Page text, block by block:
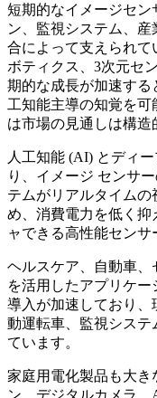
短期的なイメージセン
ン、監視システム、
合によって支えられて
ボティクス、3次元セ
期的な成長が加速する
工知能主導の知覚を
は市場の見通しは構造
人工知能 (AI) とディ
り、イメージ センサ
テムがリアルタイム
め、消費電力を低く
ャできる高性能センサ
ヘルスケア、自動車
を活用したアプリケ
導入が加速しており、
動運転車、監視システ
ています。
家庭用電化製品も大き
ン、デジタルカメラ